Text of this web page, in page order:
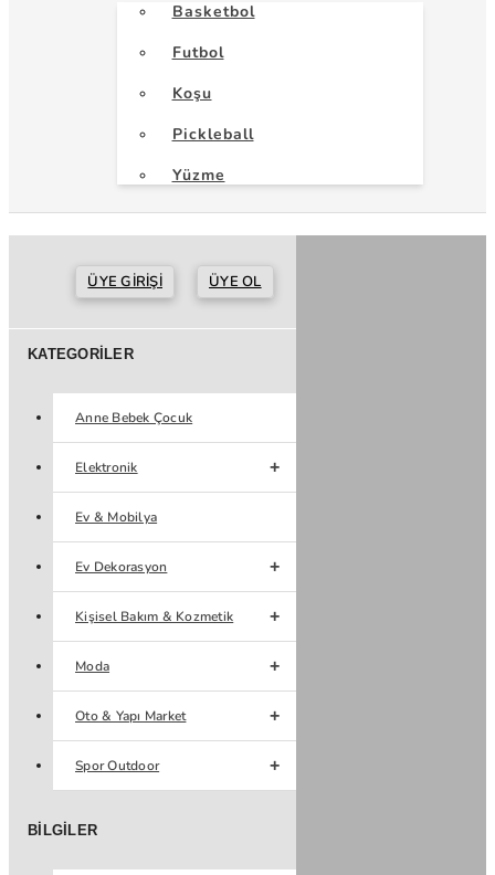
Basketbol
Futbol
Koşu
Pickleball
Yüzme
ÜYE GIRIŞI ÜYE OL
KATEGORILER
Anne Bebek Çocuk
Elektronik
Ev & Mobilya
Ev Dekorasyon
Kişisel Bakım & Kozmetik
Moda
Oto & Yapı Market
Spor Outdoor
BILGILER